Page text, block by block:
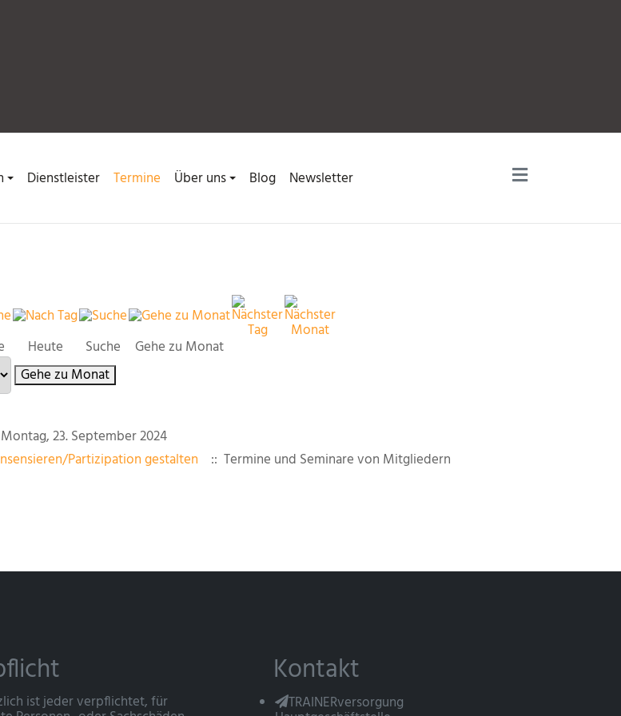
Dienstleister Termine Über uns Blog Newsletter
Heute Suche
Gehe zu Monat
Gehe zu Monat
Montag, 23. September 2024
Partizipation gestalten :: Termine und Seminare von Mitgliedern
ist jeder verpflichtet, für
Kontakt
TRAINERversorgung